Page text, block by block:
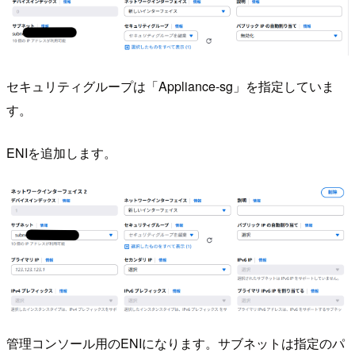
セキュリティグループは「Appliance-sg」を指定していま
す。
ENIを追加します。
管理コンソール用のENIになります。サブネットは指定のパ